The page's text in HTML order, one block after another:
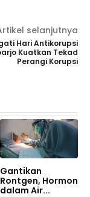
selanjutnya
Hari Antikorupsi
Kuatkan Tekad
Perangi Korupsi
Gantikan
Rontgen, Hormon
dalam Air...